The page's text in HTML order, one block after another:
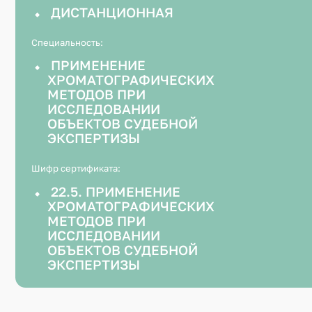
5.1.
И
6.1.
7.1.
7.2.
7.3.
8.1.
8.2.
9.1.
ДИСТАНЦИОННАЯ
Специальность:
ПРИМЕНЕНИЕ
ХРОМАТОГРАФИЧЕСКИХ
МЕТОДОВ ПРИ
ИССЛЕДОВАНИИ
ОБЪЕКТОВ СУДЕБНОЙ
ЭКСПЕРТИЗЫ
Шифр сертификата:
22.5. ПРИМЕНЕНИЕ
ХРОМАТОГРАФИЧЕСКИХ
МЕТОДОВ ПРИ
ИССЛЕДОВАНИИ
ОБЪЕКТОВ СУДЕБНОЙ
ЭКСПЕРТИЗЫ